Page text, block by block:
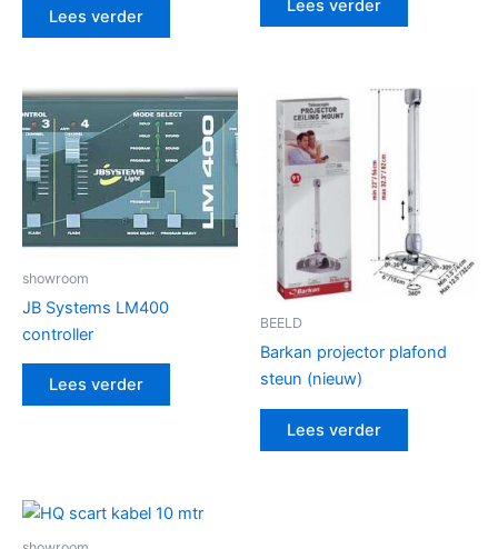
Lees verder
Lees verder
showroom
JB Systems LM400
controller
Lees verder
BEELD
Barkan projector plafond
steun (nieuw)
Lees verder